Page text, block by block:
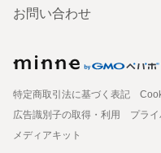
お問い合わせ
特定商取引法に基づく表記
広告識別子の取得・利用
プラ
メディアキット